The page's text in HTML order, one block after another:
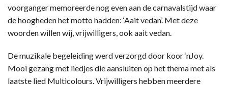
voorganger memoreerde nog even aan de carnavalstijd waar
de hoogheden het motto hadden: ‘Aait vedan’. Met deze
woorden willen wij, vrijwilligers, ook aait vedan.
De muzikale begeleiding werd verzorgd door koor ‘nJoy.
Mooi gezang met liedjes die aansluiten op het thema met als
laatste lied Multicolours. Vrijwilligers hebben meerdere